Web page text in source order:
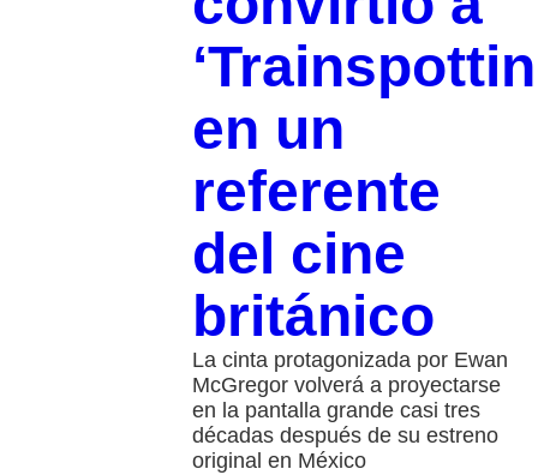
en un
referente
del cine
británico
La cinta protagonizada por Ewan
McGregor volverá a proyectarse
en la pantalla grande casi tres
décadas después de su estreno
original en México